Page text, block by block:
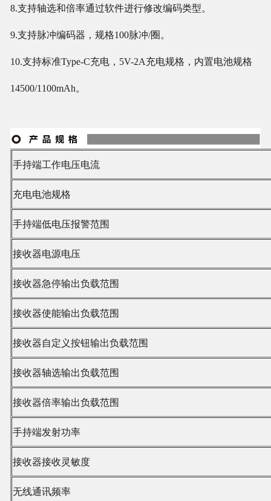
8.支持轴选和倍率通过软件进行修改编码类型。
9.支持脉冲编码器，规格100脉冲/圈。
10.支持标准Type-C充电，5V-2A充电规格，内置电池规格
14500/1100mAh。
手持端工作电压电流
充电电池规格
手持端低电压报警范围
接收器电源电压
接收器急停输出负载范围
接收器使能输出负载范围
接收器自定义按钮输出负载范围
接收器轴选输出负载范围
接收器倍率输出负载范围
手持端发射功率
接收器接收灵敏度
无线通讯频率